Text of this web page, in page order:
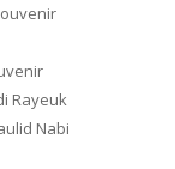
Rayeuk
Nabi